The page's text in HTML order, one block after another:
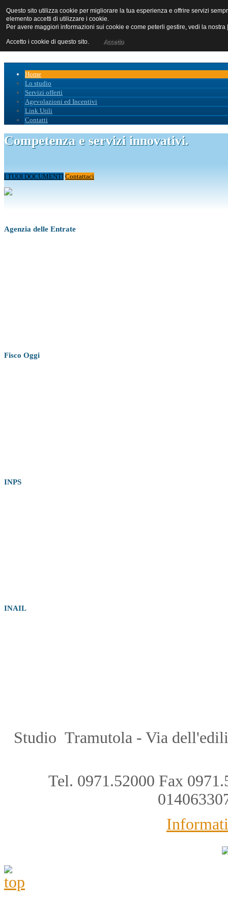
Home
Lo studio
Servizi offerti
Agevolazioni ed Incentivi
Link Utili
Contatti
Competenza e servizi innovativi.
I TUOI DOCUMENTI Contattaci
Agenzia delle Entrate
Fisco Oggi
INPS
INAIL
Studio Tramutola - Via
Tel. 0971.52000 Fax
Questo sito utilizza cookie per migliorare la tua esperienza e offrire servizi
elemento accetti di utilizzare i cookie.
Per avere maggiori informazioni sui cookie e come peterli gestire, vedi la nostra
Accetto i cookie di questo sito. Accetto